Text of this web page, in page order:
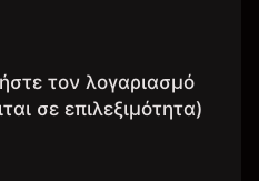
τον λογαριασμό
σε επιλεξιμότητα)